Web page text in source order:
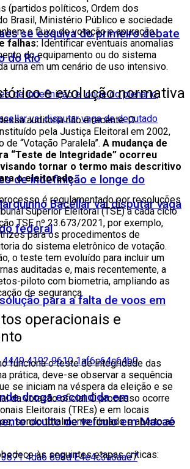
se esquiva do primeiro debate
do Rio
de indefinição e longe do
Bacellar vai disputar vaga
federal
para a falta de voos em
droga escondida em
oculto de veículo em Macaé
(partidos políticos, Ordem dos
Brasil, Ministério Público e sociedade
o fluxo de votação e apuração.
falhas: Identificar eventuais anomalias
do equipamento ou do sistema
urna em um cenário de uso intensivo.
e evolução normativa
auditoria não é recente. O
pela Justiça Eleitoral em 2002,
de “Votação Paralela”. A mudança de
“Teste de Integridade” ocorreu
tornar o termo mais descritivo
o eleitorado.
é regulamentado por resoluções
Superior Eleitoral (TSE) a cada ciclo
TSE nº 23.673/2021, por exemplo,
para os procedimentos de
do sistema eletrônico de votação.
o teste tem evoluído para incluir um
auditadas e, mais recentemente, a
piloto com biometria, ampliando as
de segurança.
operacionais e
funciona o teste de integridade das
prática, deve-se observar a sequência
se iniciam na véspera da eleição e se
da votação oficial. O processo ocorre
Eleitorais (TREs) e em locais
sendo totalmente filmado e aberto ao
às seguintes etapas críticas: